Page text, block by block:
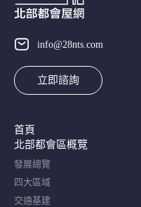
info@28nts.com
立即諮詢
首頁
北部都會區概覽​
發展總覽
四大區域
交通基建